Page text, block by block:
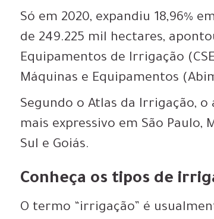
Só em 2020, expandiu 18,96%
de 249.225 mil hectares,
Equipamentos de Irrigação
Máquinas e Equipamentos
Segundo o Atlas da Irrigação,
mais expressivo em São Paulo,
Sul e Goiás.
Conheça os tipos de
O termo “irrigação” é